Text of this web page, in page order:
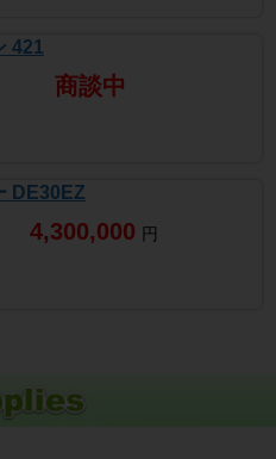
421
商談中
DE30EZ
4,300,000 円